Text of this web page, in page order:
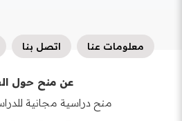
معلومات عنا اتصل بنا
عن منح حول
منح دراسية مجانية